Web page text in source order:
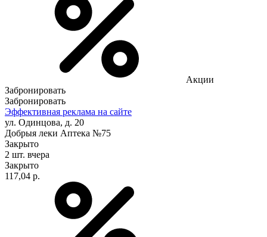
Акции
Забронировать
Забронировать
Эффективная реклама на сайте
ул. Одинцова, д. 20
Добрыя леки Аптека №75
Закрыто
2 шт. вчера
Закрыто
117,04 р.